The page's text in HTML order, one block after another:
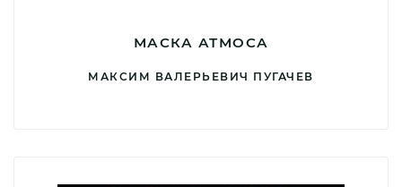
МАСКА АТМОСА
МАКСИМ ВАЛЕРЬЕВИЧ ПУГАЧЕВ